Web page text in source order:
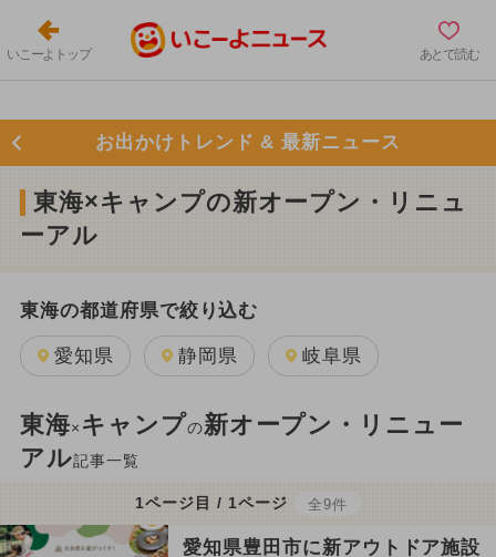
いこーよトップ あとで読む
お出かけトレンド & 最新ニュース
東海×キャンプの新オープン・リニュ
ーアル
東海の都道府県で絞り込む
愛知県 静岡県 岐阜県
東海× キャンプの新オープン・リニュー
アル記事一覧
1ページ目 / 1ページ 全9件
愛知県豊田市に新アウトドア施設